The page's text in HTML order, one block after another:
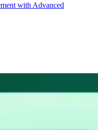
with Advanced